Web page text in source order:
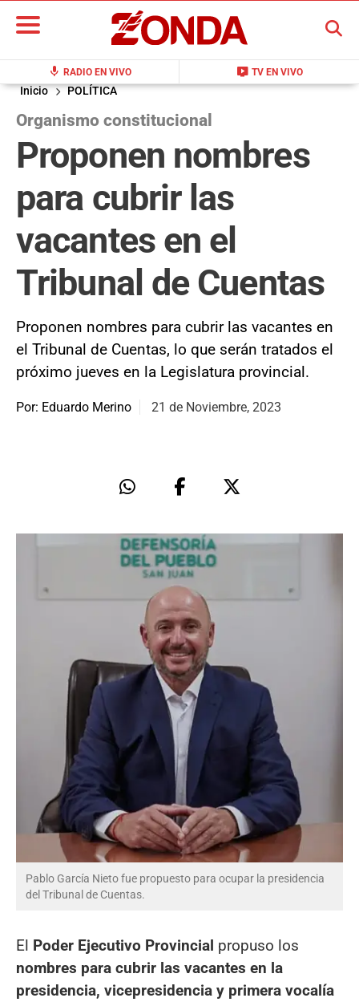
mic RADIO EN VIVO live_tv TV EN VIVO
BUSCAR
Inicio POLÍTICA
Organismo constitucional
Proponen nombres
para cubrir las
vacantes en el
Tribunal de Cuentas
Proponen nombres para cubrir las vacantes en
el Tribunal de Cuentas, lo que serán tratados el
próximo jueves en la Legislatura provincial.
Por: Eduardo Merino 21 de Noviembre, 2023
Pablo García Nieto fue propuesto para ocupar la presidencia
del Tribunal de Cuentas.
El Poder Ejecutivo Provincial propuso los
nombres para cubrir las vacantes en la
presidencia, vicepresidencia y primera vocalía